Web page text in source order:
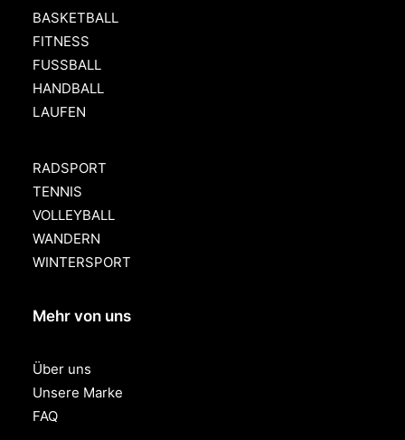
BASKETBALL
FITNESS
FUSSBALL
HANDBALL
LAUFEN
RADSPORT
TENNIS
VOLLEYBALL
WANDERN
WINTERSPORT
Mehr von uns
Über uns
Unsere Marke
FAQ